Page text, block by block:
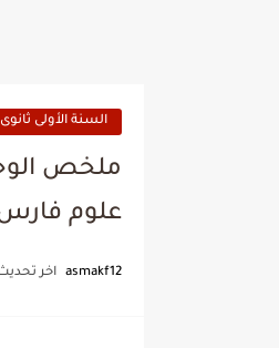
السنة الأولى ثانوى
علوم
asmakf12 اخر